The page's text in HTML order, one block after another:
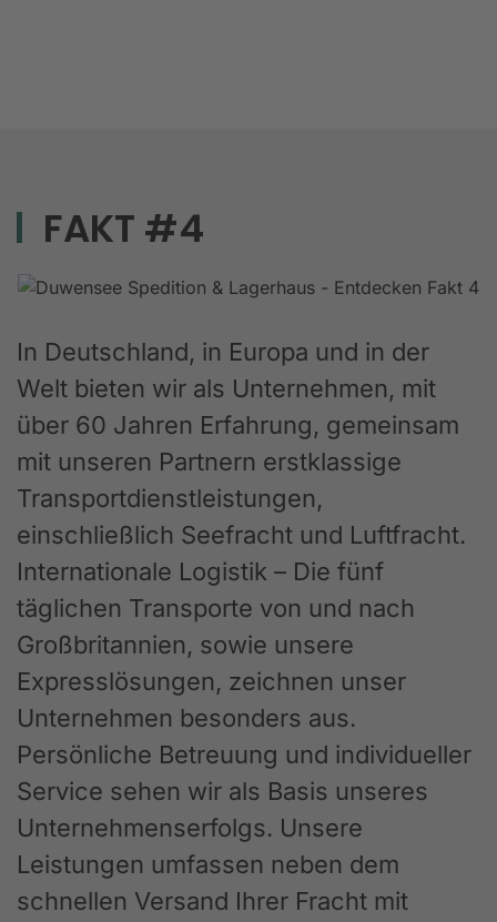
FAKT #4
In Deutschland, in Europa und in der
Welt bieten wir als Unternehmen, mit
über 60 Jahren Erfahrung, gemeinsam
mit unseren Partnern erstklassige
Transportdienstleistungen,
einschließlich Seefracht und Luftfracht.
Internationale Logistik – Die fünf
täglichen Transporte von und nach
Großbritannien, sowie unsere
Expresslösungen, zeichnen unser
Unternehmen besonders aus.
Persönliche Betreuung und individueller
Service sehen wir als Basis unseres
Unternehmenserfolgs. Unsere
Leistungen umfassen neben dem
schnellen Versand Ihrer Fracht mit